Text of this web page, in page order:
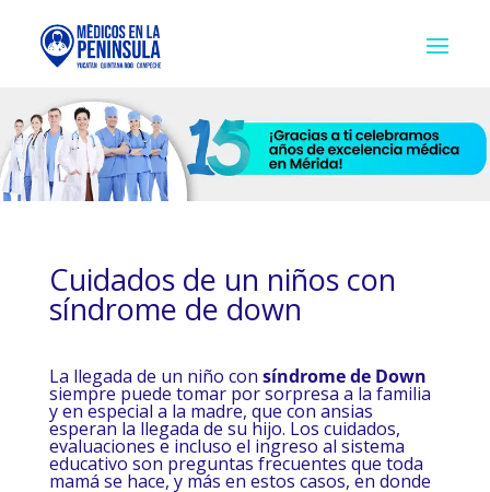
Cuidados de un niños con
síndrome de down
La llegada de un niño con síndrome de Down
siempre puede tomar por sorpresa a la familia
y en especial a la madre, que con ansias
esperan la llegada de su hijo. Los cuidados,
evaluaciones e incluso el ingreso al sistema
educativo son preguntas frecuentes que toda
mamá se hace, y más en estos casos, en donde